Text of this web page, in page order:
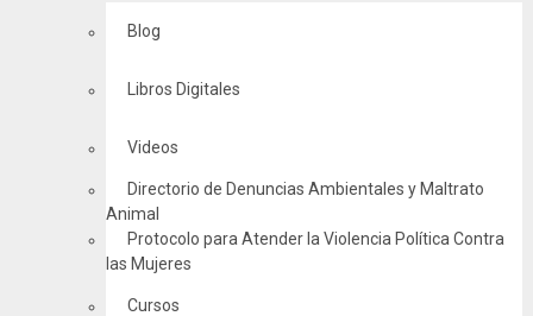
Blog
Libros Digitales
Videos
Directorio de Denuncias Ambientales y Maltrato
Animal
Protocolo para Atender la Violencia Política Contra
las Mujeres
Cursos